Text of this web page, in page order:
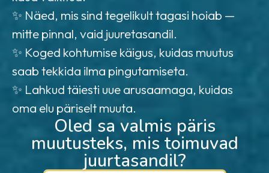
✨ Näed, mis sind tegelikult tagasi hoiab —
mitte pinnal, vaid juuretasandil.
✨ Koged kohtumise käigus, kuidas muutus
saab tekkida ilma pingutamiseta.
✨ Lahkud täiesti uue arusaamaga, kuidas
oma elu päriselt muuta.
Oled sa valmis päris
muutusteks, mis toimuvad
juurtasandil?